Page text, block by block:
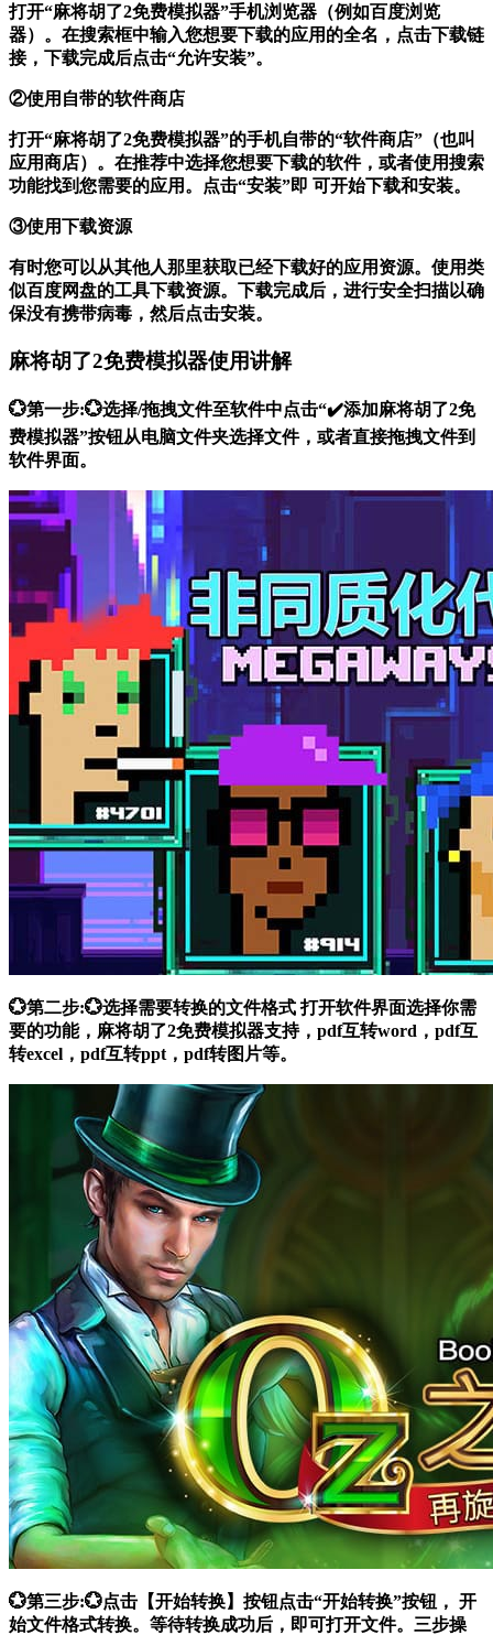
打开“麻将胡了2免费模拟器”手机浏览器（例如百度浏览
器）。在搜索框中输入您想要下载的应用的全名，点击下载链
接，下载完成后点击“允许安装”。
②使用自带的软件商店
打开“麻将胡了2免费模拟器”的手机自带的“软件商店”（也叫
应用商店）。在推荐中选择您想要下载的软件，或者使用搜索
功能找到您需要的应用。点击“安装”即 可开始下载和安装。
③使用下载资源
有时您可以从其他人那里获取已经下载好的应用资源。使用类
似百度网盘的工具下载资源。下载完成后，进行安全扫描以确
保没有携带病毒，然后点击安装。
麻将胡了2免费模拟器使用讲解
💮第一步:💮选择/拖拽文件至软件中点击“✔️添加麻将胡了2免
费模拟器”按钮从电脑文件夹选择文件，或者直接拖拽文件到
软件界面。
💮第二步:💮选择需要转换的文件格式 打开软件界面选择你需
要的功能，麻将胡了2免费模拟器支持，pdf互转word，pdf互
转excel，pdf互转ppt，pdf转图片等。
💮第三步:💮点击【开始转换】按钮点击“开始转换”按钮， 开
始文件格式转换。等待转换成功后，即可打开文件。三步操